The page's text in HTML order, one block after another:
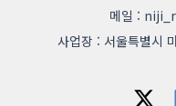
메일 :
사업장 : 서울특별시